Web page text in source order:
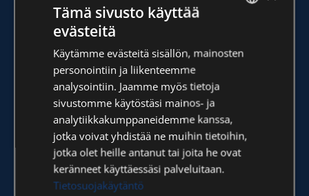
ENGLISH
Tämä sivusto käyttää
evästeitä
Käytämme evästeitä sisällön, mainosten
personointiin ja liikenteemme
analysointiin. Jaamme myös tietoja
sivustomme käytöstäsi mainos- ja
analytiikkakumppaneidemme kanssa,
jotka voivat yhdistää ne muihin tietoihin,
jotka olet heille antanut tai joita he ovat
keränneet käyttäessäsi palveluitaan.
Tietosuojakäytäntö